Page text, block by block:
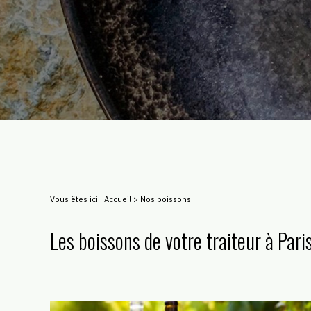
Vous êtes ici : Accueil > Nos boissons
Les boissons de votre traiteur à